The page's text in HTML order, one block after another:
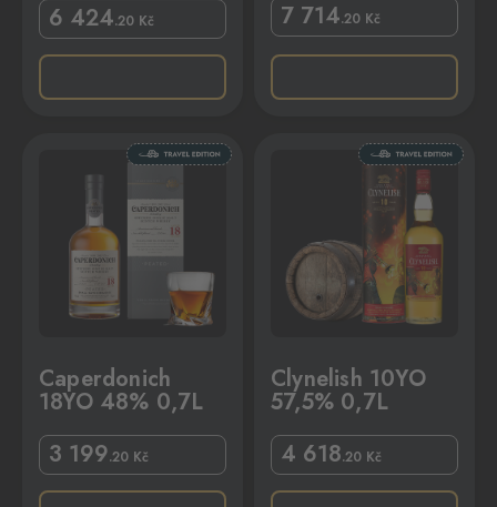
6 424.20 Kč
7 714.20 Kč
Caperdonich
18YO 48% 0,7L
3 199.20 Kč
Clynelish 10YO
57,5% 0,7L
4 618.20 Kč
Clynelish 10YO 57,5% 0,7L